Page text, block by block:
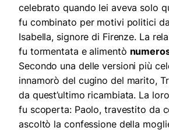
celebrato quando lei aveva solo
fu combinato per motivi politici
Isabella, signore di Firenze. La
fu tormentata e alimentò
Secondo una delle versioni più
innamorò del cugino del marito,
da quest’ultimo ricambiata. La
fu scoperta: Paolo, travestito da
ascoltò la confessione della